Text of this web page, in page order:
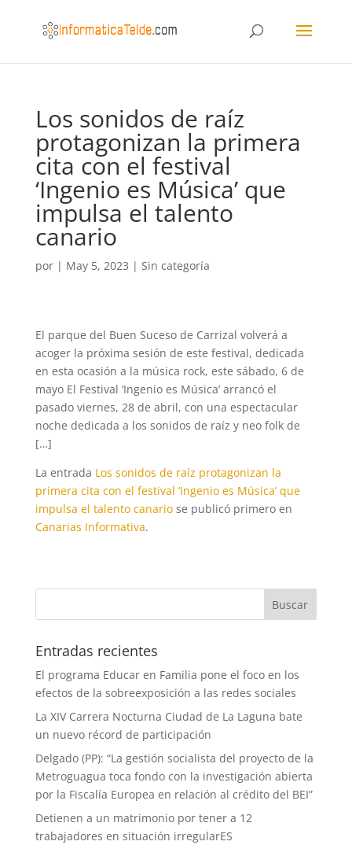
Los sonidos de raíz
protagonizan la primera
cita con el festival
‘Ingenio es Música’ que
impulsa el talento
canario
por | May 5, 2023 | Sin categoría
El parque del Buen Suceso de Carrizal volverá a
acoger la próxima sesión de este festival, dedicada
en esta ocasión a la música rock, este sábado, 6 de
mayo El Festival ‘Ingenio es Música’ arrancó el
pasado viernes, 28 de abril, con una espectacular
noche dedicada a los sonidos de raíz y neo folk de
[…]
La entrada Los sonidos de raíz protagonizan la
primera cita con el festival ‘Ingenio es Música’ que
impulsa el talento canariose publicó primero en
Canarias Informativa.
Entradas recientes
El programa Educar en Familia pone el foco en los
efectos de la sobreexposición a las redes sociales
La XIV Carrera Nocturna Ciudad de La Laguna bate
un nuevo récord de participación
Delgado (PP): “La gestión socialista del proyecto de la
Metroguagua toca fondo con la investigación abierta
por la Fiscalía Europea en relación al crédito del BEI”
Detienen a un matrimonio por tener a 12
trabajadores en situación irregularES